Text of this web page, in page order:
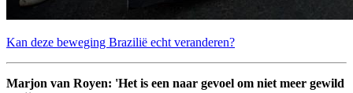
Kan deze beweging Brazilië echt veranderen?
Marjon van Royen: 'Het is een naar gevoel om niet meer gewild